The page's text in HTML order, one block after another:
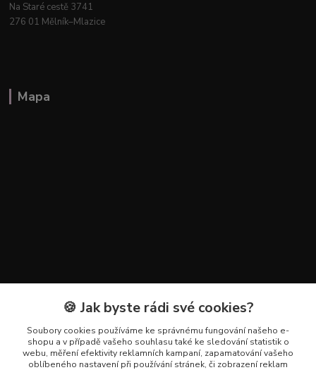
Na Staré cestě 3741
276 01 Mělník–Mlazice
Mapa
Kontakty
+420 602 223 614
🍪 Jak byste rádi své cookies?
Soubory cookies používáme ke správnému fungování našeho e-
shopu a v případě vašeho souhlasu také ke sledování statistik o
webu, měření efektivity reklamních kampaní, zapamatování vašeho
oblíbeného nastavení při používání stránek, či zobrazení reklam